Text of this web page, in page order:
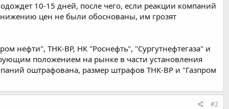
10-15 дней, после чего, если реакции компаний
цен не были обоснованы, им грозят
нефти", ТНК-ВР, НК "Роснефть", "Сургутнефтегаза" и
положением на рынке в части установления
оштрафована, размер штрафов ТНК-ВР и "Газпром
#2